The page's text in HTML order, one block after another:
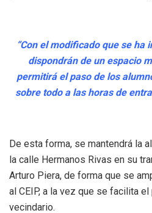
“Con el modificado que se ha
dispondrán de un espacio
permitirá el paso de los
sobre todo a las horas de
De esta forma, se mantendrá la
la calle Hermanos Rivas en su
Arturo Piera, de forma que se
al CEIP, a la vez que se facilita
vecindario.